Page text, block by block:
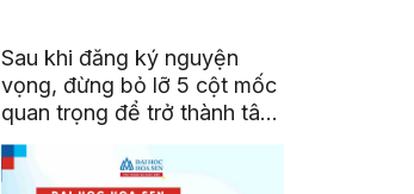
Sau khi đăng ký nguyện
vọng, đừng bỏ lỡ 5 cột mốc
quan trọng để trở thành tân
sinh viên HSU